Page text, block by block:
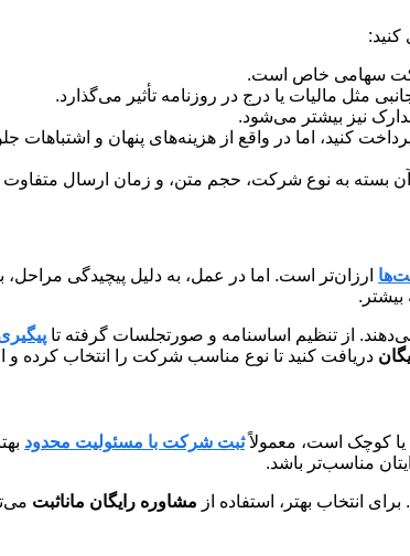
سهامی خاص است.
مثل مالیات یا درج در روزنامه تأثیر می‌گذارد.
نیز بیشتر می‌شود.
کنید، اما در واقع از هزینه‌های پنهان و اشتباهات
آن بسته به نوع شرکت، حجم متن، و زمان ارسال متفاوت
ارزان‌تر است. اما در عمل، به دلیل پیچیدگی مراحل،
از تنظیم اساسنامه و صورتجلسات گرفته تا
دریافت کنید تا نوع مناسب شرکت را انتخاب کرده و
یا کوچک است، معمولاًثبت شرکت با مسئولیت محدود
مناسب‌تر باشد.
انتخاب بهتر، استفاده از مشاوره رایگان ماناثبت